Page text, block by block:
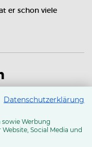
er schon viele
Datenschutzerklärung
sowie Werbung
Social Media und